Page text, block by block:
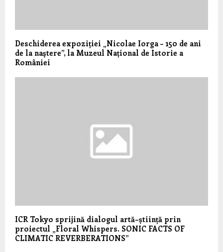
Deschiderea expoziției „Nicolae Iorga – 150 de ani
de la naştere”, la Muzeul Național de Istorie a
României
ICR Tokyo sprijină dialogul artă–știință prin
proiectul „Floral Whispers. SONIC FACTS OF
CLIMATIC REVERBERATIONS”